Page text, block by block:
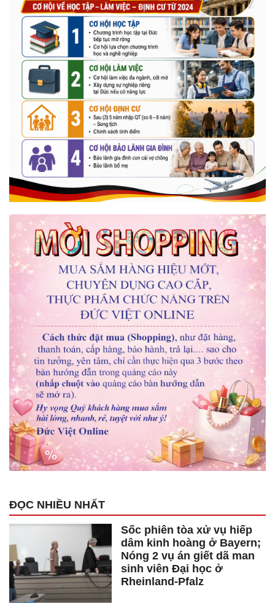
ĐỌC NHIỀU NHẤT
Sốc phiên tòa xử vụ hiếp
dâm kinh hoàng ở Bayern;
Nóng 2 vụ án giết dã man
sinh viên Đại học ở
Rheinland-Pfalz